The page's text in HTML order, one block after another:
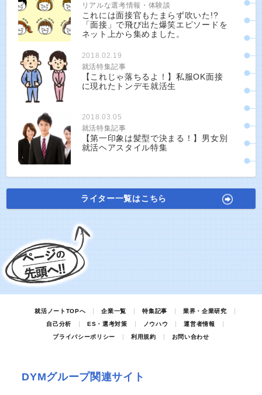
リアルな選考情報・体験談
これには面接官もたまらず吹いた!?
「面接」で飛び出た爆笑エピソードを
ネット上から集めました。
2018.02.19
就活特集記事
【これじゃ落ちるよ！】私服OK面接
に現れたトンデモ就活生
2018.03.05
就活特集記事
【第一印象は髪型で決まる！】男女別
就活ヘアスタイル特集
ライター一覧はこちら
就活ノートTOPへ 企業一覧 特集記事
業界・企業研究
自己分析
ES・選考対策 ノウハウ
運営者情報
プライバシーポリシー
利用規約 お問い合わせ
DYMグループ関連サイト